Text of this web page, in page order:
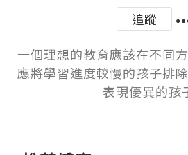
追蹤
一個理想的教育應該在不同
應將學習進度較慢的孩子排
表現優異的孩